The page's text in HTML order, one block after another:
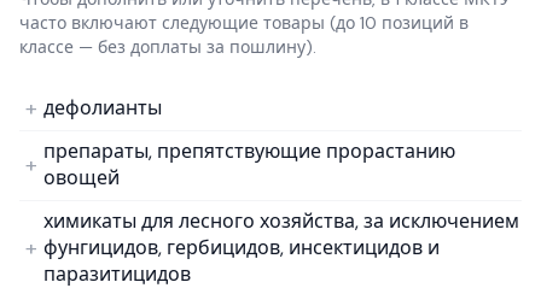
часто включают следующие товары (до 10 позиций в
классе — без доплаты за пошлину).
дефолианты
препараты, препятствующие прорастанию
овощей
химикаты для лесного хозяйства, за исключением
фунгицидов, гербицидов, инсектицидов и
паразитицидов